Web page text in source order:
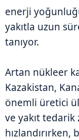
enerji
yakıtla uzun
tanıyor.
Artan nükleer
Kazakistan,
önemli üretici
ve yakıt tedarik